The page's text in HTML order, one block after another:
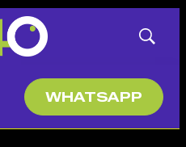
Mostrar
WHATSAPP